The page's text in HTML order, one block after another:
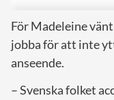
För Madeleine
jobba för att inte
anseende.
– Svenska folket